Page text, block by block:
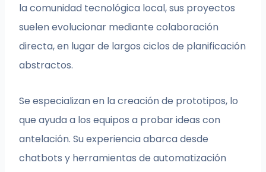
la comunidad tecnológica local, sus proyectos
suelen evolucionar mediante colaboración
directa, en lugar de largos ciclos de planificación
abstractos.
Se especializan en la creación de prototipos, lo
que ayuda a los equipos a probar ideas con
antelación. Su experiencia abarca desde
chatbots y herramientas de automatización